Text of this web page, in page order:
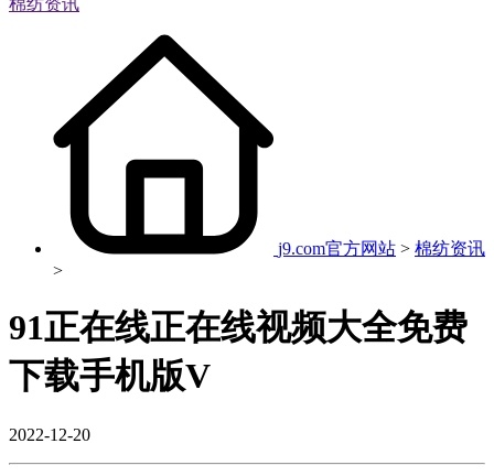
棉纺资讯
j9.com官方网站 > 棉纺资讯
>
91正在线正在线视频大全免费
下载手机版V
2022-12-20